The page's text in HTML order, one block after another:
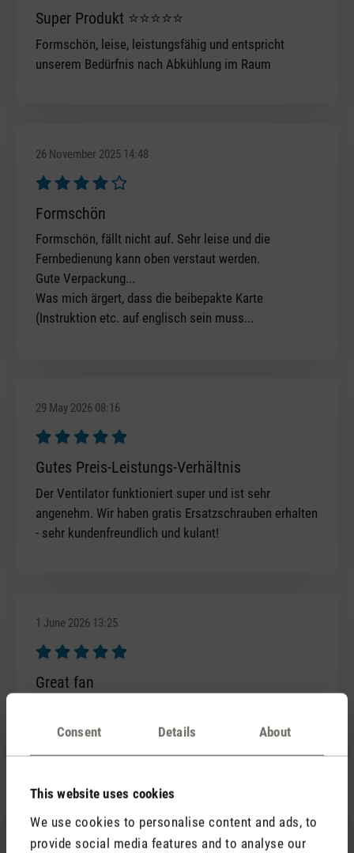
Consent Details About
This website uses cookies
We use cookies to personalise content and ads, to
provide social media features and to analyse our
Review with rating of 5 out of 5 stars
Super Produkt ⭐️⭐️⭐️⭐️⭐️
Formschön, leise, leistungsfähig und entspricht
unserem Bedürfnis nach Abkühlung im Raum
26 November 2025 14:48
Review with rating of 4 out of 5 stars
Formschön
Formschön, fällt nicht auf. Sehr leise und die
Fernbedienung kann oben verstaut werden.
Gute Verpackung...
Was mich ärgert, dass die beibepakte Karte
(Instruktion etc. auf englisch sein muss...
29 May 2026 08:16
Review with rating of 5 out of 5 stars
Gutes Preis-Leistungs-Verhältnis
Der Ventilator funktioniert super und ist sehr
angenehm. Wir haben gratis Ersatzschrauben erhalten
- sehr kundenfreundlich und kulant!
1 June 2026 13:25
Review with rating of 5 out of 5 stars
Great fan
good finitions . What can we ask for more ?
23 June 2026 14:07